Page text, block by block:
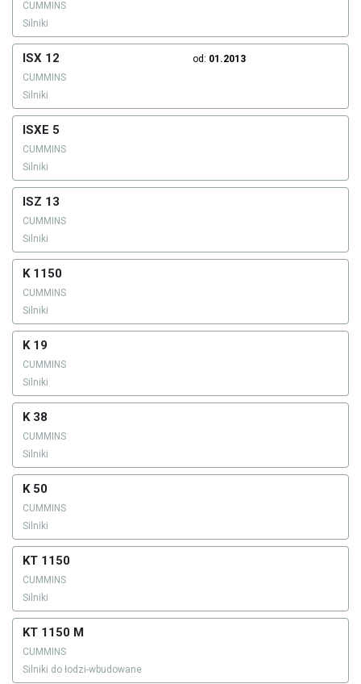
CUMMINS
Silniki
ISX 12 od: 01.2013
CUMMINS
Silniki
ISXE 5
CUMMINS
Silniki
ISZ 13
CUMMINS
Silniki
K 1150
CUMMINS
Silniki
K 19
CUMMINS
Silniki
K 38
CUMMINS
Silniki
K 50
CUMMINS
Silniki
KT 1150
CUMMINS
Silniki
KT 1150 M
CUMMINS
Silniki do łodzi-wbudowane